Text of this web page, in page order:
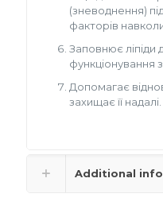
(зневоднення)
факторів
Заповнює ліпіди
функціонування
Допомагає
захищає її надалі.
Additional